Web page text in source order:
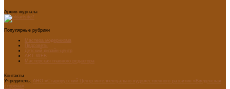
Архив журнала
Популярные рубрики
Мастера модернизма
Педсоветы
Детский дизайн-центр
ART WEB
Мастерская главного редактора
Контакты
Учредитель: АНО «Старорусский Центр интеллектуально-художественного развития «Введенская
сторона»